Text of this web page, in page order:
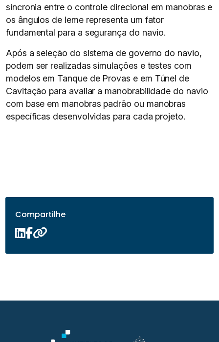
sincronia entre o controle direcional em manobras e
os ângulos de leme representa um fator
fundamental para a segurança do navio.
Após a seleção do sistema de governo do navio,
podem ser realizadas simulações e testes com
modelos em Tanque de Provas e em Túnel de
Cavitação para avaliar a manobrabilidade do navio
com base em manobras padrão ou manobras
específicas desenvolvidas para cada projeto.
Compartilhe